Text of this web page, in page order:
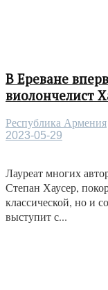
В Ереване
виолончелист
Республика Армения
2023-05-29
Лауреат многих
Степан Хаусер,
классической, но и
выступит с...